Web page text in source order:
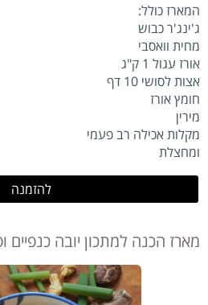
המארז כולל:
ג'ינג'ר כבוש
מחית וואסבי
אורז עגול 1 ק"ג
אצות לסושי 10 דף
חומץ אורז
מירין
מקלות אכילה רב פעמי
ומחצלת
להזמנה
מארז הכנה למתכון יובה כנפיים